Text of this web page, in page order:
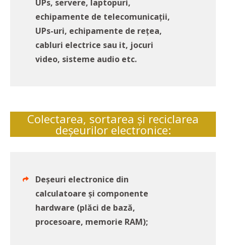
UPs, servere, laptopuri,
echipamente de telecomunicaţii,
UPs-uri, echipamente de reţea,
cabluri electrice sau it, jocuri
video, sisteme audio etc.
Colectarea, sortarea şi reciclarea
deşeurilor electronice:
Deșeuri electronice din
calculatoare și componente
hardware (plăci de bază,
procesoare, memorie RAM);